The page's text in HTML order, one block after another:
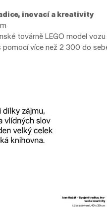
inovací a kreativity
továrně LEGO model
pomocí více než 2 300 do